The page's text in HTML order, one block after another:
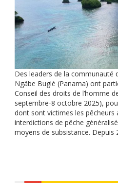
Des leaders de la communauté
Ngäbe Buglé (Panama) ont
Conseil des droits de l’homme
septembre-8 octobre 2025),
dont sont victimes les pêcheurs
interdictions de pêche
moyens de subsistance. Depuis